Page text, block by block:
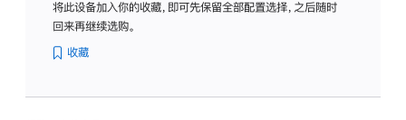
璃
将此设备加入你的收藏，即可先保留全部配置选择，之后随时
回来再继续选购。
收藏